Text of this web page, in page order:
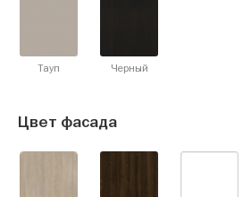
Тауп Черный
Цвет фасада